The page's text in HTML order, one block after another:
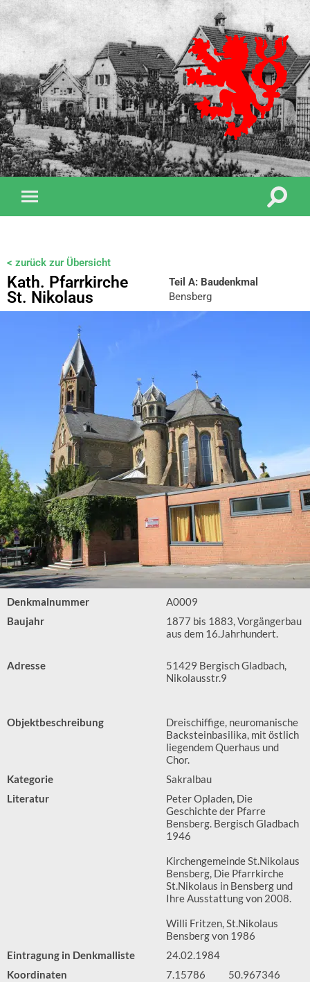
< zurück zur Übersicht
Kath. Pfarrkirche
St. Nikolaus
Teil A: Baudenkmal
Bensberg
Denkmalnummer
A0009
Baujahr
1877 bis 1883, Vorgängerbau
aus dem 16.Jahrhundert.
Adresse
51429 Bergisch Gladbach,
Nikolausstr.9
Objektbeschreibung
Dreischiffige, neuromanische
Backsteinbasilika, mit östlich
liegendem Querhaus und
Chor.
Kategorie
Sakralbau
Literatur
Peter Opladen, Die
Geschichte der Pfarre
Bensberg. Bergisch Gladbach
1946
Kirchengemeinde St.Nikolaus
Bensberg, Die Pfarrkirche
St.Nikolaus in Bensberg und
Ihre Ausstattung von 2008.
Willi Fritzen, St.Nikolaus
Bensberg von 1986
Eintragung in Denkmalliste
24.02.1984
Koordinaten
7.15786 50.967346